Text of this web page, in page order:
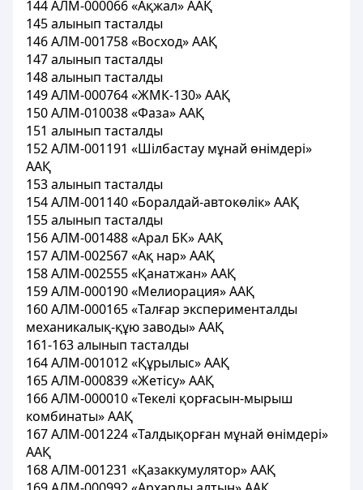
144 АЛМ-000066 «Ақжал» ААҚ
145 алынып тасталды
146 АЛМ-001758 «Восход» ААҚ
147 алынып тасталды
148 алынып тасталды
149 АЛМ-000764 «ЖМК-130» ААҚ
150 АЛМ-010038 «Фаза» ААҚ
151 алынып тасталды
152 АЛМ-001191 «Шілбастау мұнай өнімдері»
ААҚ
153 алынып тасталды
154 АЛМ-001140 «Боралдай-автокөлік» ААҚ
155 алынып тасталды
156 АЛМ-001488 «Арал БК» ААҚ
157 АЛМ-002567 «Ақ нар» ААҚ
158 АЛМ-002555 «Қанатжан» ААҚ
159 АЛМ-000190 «Мелиорация» ААҚ
160 АЛМ-000165 «Талғар эксперименталды
механикалық-құю заводы» ААҚ
161-163 алынып тасталды
164 АЛМ-001012 «Құрылыс» ААҚ
165 АЛМ-000839 «Жетісу» ААҚ
166 АЛМ-000010 «Текелі қорғасын-мырыш
комбинаты» ААҚ
167 АЛМ-001224 «Талдықорған мұнай өнімдері»
ААҚ
168 АЛМ-001231 «Қазаккумулятор» ААҚ